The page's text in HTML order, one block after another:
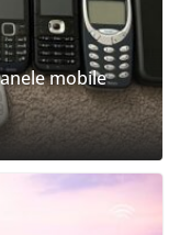
mobile